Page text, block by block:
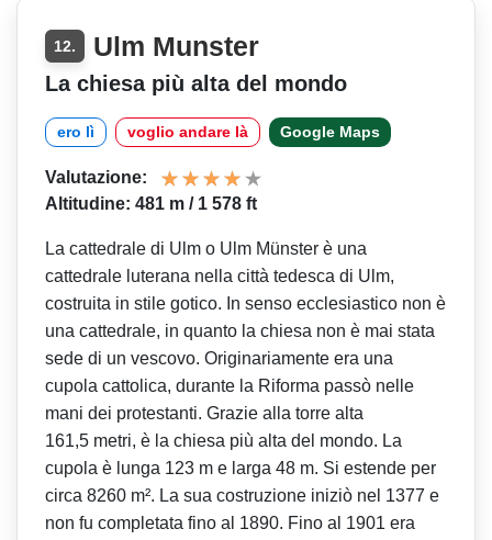
12. Ulm Munster
La chiesa più alta del mondo
ero lì voglio andare là Google Maps
Valutazione:
Altitudine: 481 m / 1 578 ft
La cattedrale di Ulm o Ulm Münster è una
cattedrale luterana nella città tedesca di Ulm,
costruita in stile gotico. In senso ecclesiastico non è
una cattedrale, in quanto la chiesa non è mai stata
sede di un vescovo. Originariamente era una
cupola cattolica, durante la Riforma passò nelle
mani dei protestanti. Grazie alla torre alta
161,5 metri, è la chiesa più alta del mondo. La
cupola è lunga 123 m e larga 48 m. Si estende per
circa 8260 m². La sua costruzione iniziò nel 1377 e
non fu completata fino al 1890. Fino al 1901 era